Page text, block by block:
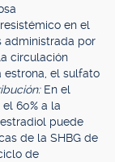
en el
administrada por
circulación
estrona, el sulfato
En el
60% a la
puede
de la SHBG de
de